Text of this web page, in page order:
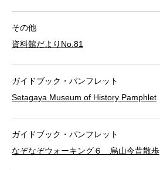
その他
資料館だよりNo.81
ガイドブック・パンフレット
Setagaya Museum of History Pamphlet
ガイドブック・パンフレット
なぞなぞウォーキング６ 烏山今昔散歩